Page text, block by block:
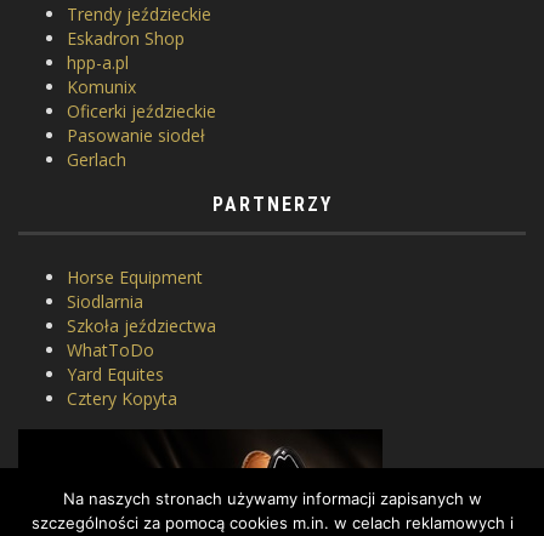
Trendy jeździeckie
Eskadron Shop
hpp-a.pl
Komunix
Oficerki jeździeckie
Pasowanie siodeł
Gerlach
PARTNERZY
Horse Equipment
Siodlarnia
Szkoła jeździectwa
WhatToDo
Yard Equites
Cztery Kopyta
Na naszych stronach używamy informacji zapisanych w
szczególności za pomocą cookies m.in. w celach reklamowych i